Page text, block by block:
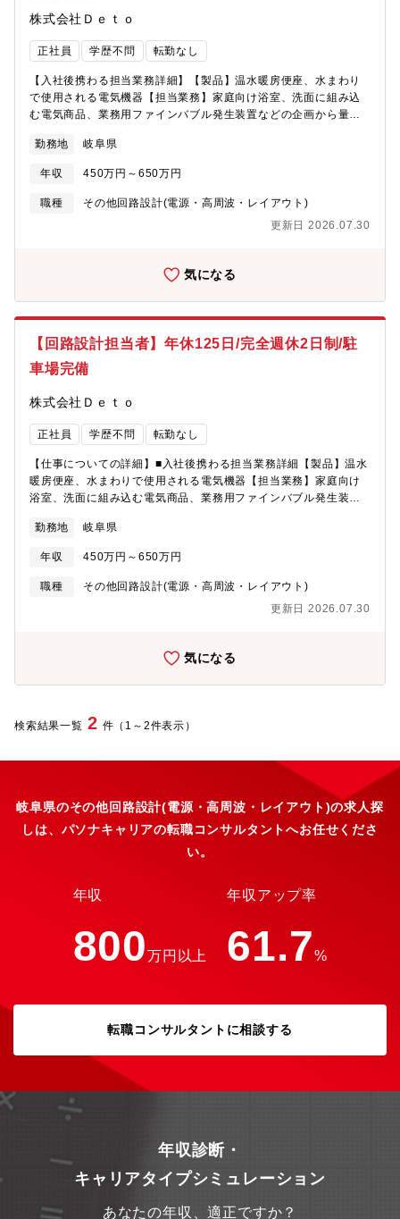
株式会社Ｄｅｔｏ
正社員 学歴不問 転勤なし
【入社後携わる担当業務詳細】【製品】温水暖房便座、水まわり
で使用される電気機器【担当業務】家庭向け浴室、洗面に組み込
む電気商品、業務用ファインバブル発生装置などの企画から量産
（3DCAD）試作手配評価取引先との調整各種ドキュメント作成※
変更の範囲（適正に応じて、会社の定める業務へ変更を行うこと
がある）【働き方】・週に１度の頻度で営業に同行しお客様と打
ち合わせを実施していただきます。・簡単な設計業務、試作など
勤務地 岐阜県
年収 450万円～650万円
職種
その他回路設計(電源・高周波・レイアウト)
更新日 2026.07.30
気になる
【回路設計担当者】年休125日/完全週休2日制/駐
車場完備
株式会社Ｄｅｔｏ
正社員 学歴不問 転勤なし
【仕事についての詳細】■入社後携わる担当業務詳細【製品】温水
暖房便座、水まわりで使用される電気機器【担当業務】家庭向け
浴室、洗面に組み込む電気商品、業務用ファインバブル発生装置
試作回路設計（3DCAD）試作手配評価取引先との調整各種ドキュ
メント作成【働き方】・週に１度の頻度で営業に同行しお客様と
打ち合わせを実施していただきます。・簡単な設計業務、試作な
どは中国の企業へ発注を行うため、両者の間での調整業務が発生
計及び評価実務経験を3年以上お持ちの方・責任感を持って主体的
ニケーションが取れる方＜歓迎スキル/経験＞・企画～量産以降ま
で一貫した対応経験をお持ちの方・家電機器電気設計経験をお持
ちの方・水まわり商材の設計経験をお持ちの方
勤務地 岐阜県
年収 450万円～650万円
職種
その他回路設計(電源・高周波・レイアウト)
更新日 2026.07.30
気になる
検索結果一覧 2 件（1～2件表示）
岐阜県のその他回路設計(電源・高周波・レイアウト)の求人探
しは、パソナキャリアの転職コンサルタントへお任せくださ
い。
年収
800万円以上
年収アップ率
61.7%
転職コンサルタントに相談する
年収診断・
キャリアタイプシミュレーション
あなたの年収、適正ですか？